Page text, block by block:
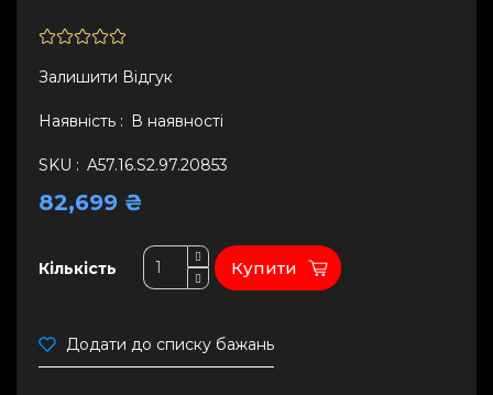
Залишити Вiдгук
Наявність : В наявності
SKU : A57.16.S2.97.20853
82,699 ₴
Кількість Купити
Додати до списку бажань